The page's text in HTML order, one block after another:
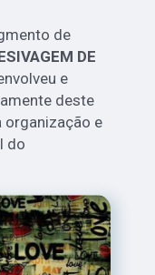
de
DE
e
deste
organização e
do